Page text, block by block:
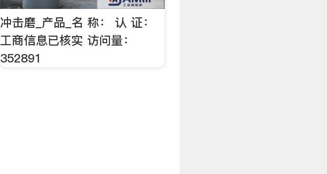
冲击磨_产品_名 称： 认 证：
工商信息已核实 访问量：
352891